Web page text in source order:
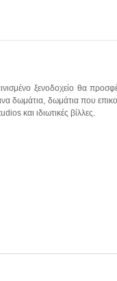
ξενοδοχείο θα
δωμάτια, δωμάτια που
και ιδιωτικές βίλλες.